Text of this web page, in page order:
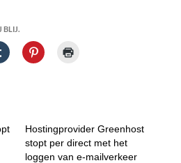
BLIJ.
Hostingprovider Greenhost
stopt per direct met het
loggen van e-mailverkeer